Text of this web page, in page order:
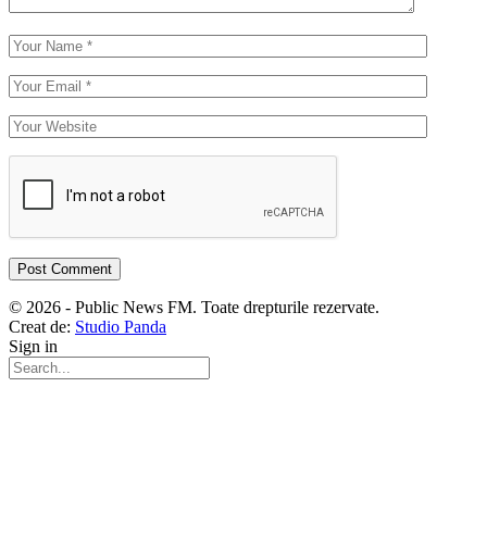
© 2026 - Public News FM. Toate drepturile rezervate.
Creat de: Studio Panda
Sign in